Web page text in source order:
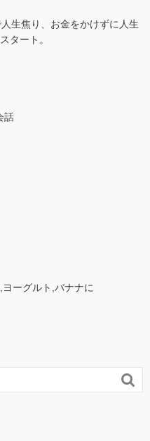
生焦り、お金をかけずに人生
タート。
話
ーグルト,バナナに
